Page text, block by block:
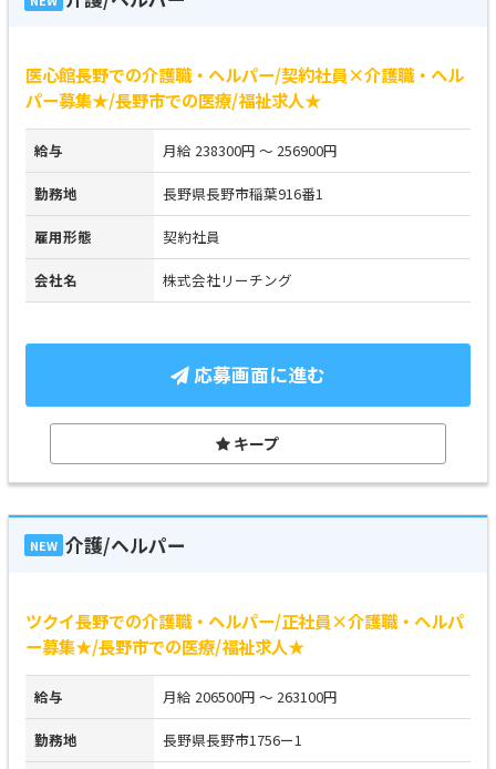
医心館長野での介護職・ヘルパー/契約社員×介護職・ヘル
パー募集★/長野市での医療/福祉求人★
給与 月給 238300円 ～ 256900円
勤務地 長野県長野市稲葉916番1
雇用形態 契約社員
会社名 株式会社リーチング
応募画面に進む
キープ
NEW 介護/ヘルパー
ツクイ長野での介護職・ヘルパー/正社員×介護職・ヘルパ
ー募集★/長野市での医療/福祉求人★
給与 月給 206500円 ～ 263100円
勤務地 長野県長野市1756ー1